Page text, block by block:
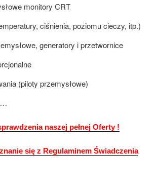
monitory CRT
ciśnienia, poziomu cieczy, itp.)
generatory i przetwornice
(piloty przemysłowe)
naszej pełnej Oferty !
się z Regulaminem Świadczenia